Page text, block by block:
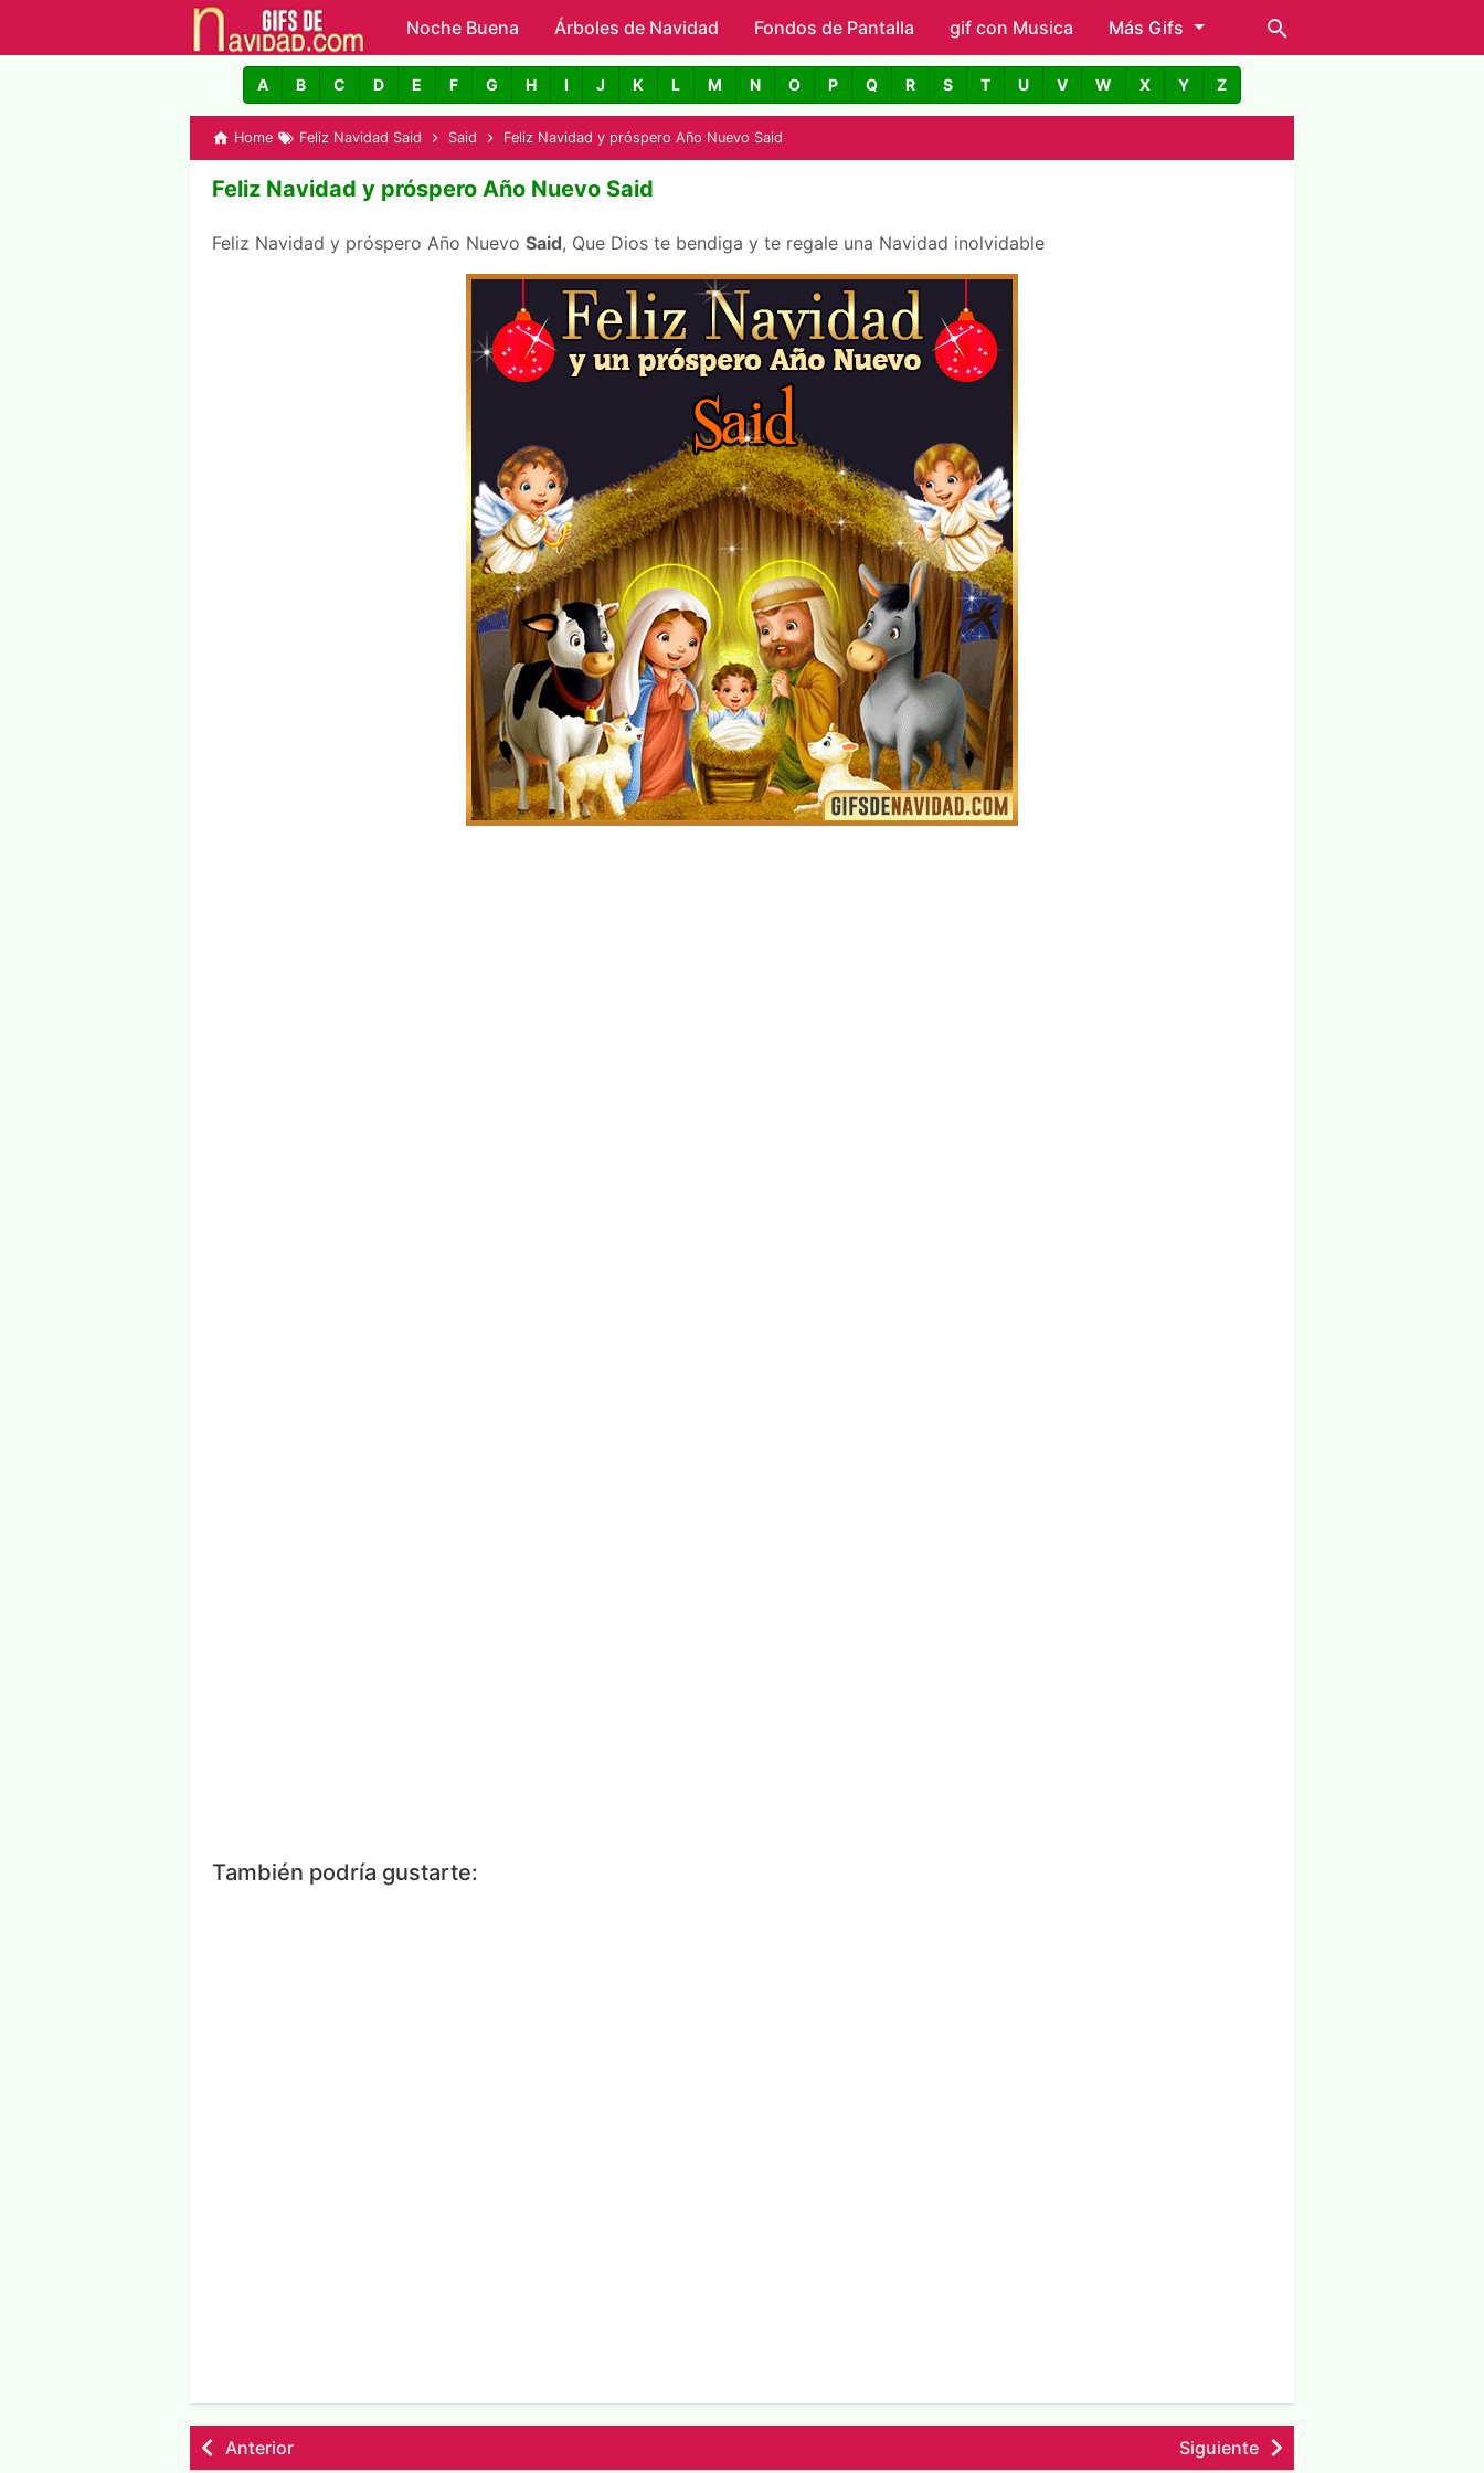
Skip to main content
Noche Buena Árboles de Navidad Fondos de Pantalla gif con Musica Más Gifs
GIFs de Navidad con Nombres
A B C D E F G H I J K L M N O P Q R S T U V W X Y Z
Home Feliz Navidad Said Said Feliz Navidad y próspero Año Nuevo Said
Feliz Navidad y próspero Año Nuevo Said
Feliz Navidad y próspero Año Nuevo Said, Que Dios te bendiga y te regale una Navidad inolvidable
Facebook Messenger WhatsApp